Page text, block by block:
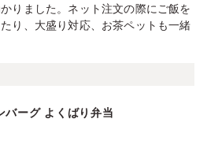
りました。ネット注文の際にご飯を
り、大盛り対応、お茶ペットも一緒
バーグ よくばり弁当